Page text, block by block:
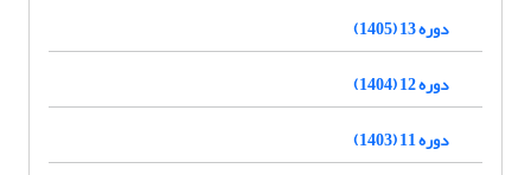
دوره 13 (1405)
دوره 12 (1404)
دوره 11 (1403)